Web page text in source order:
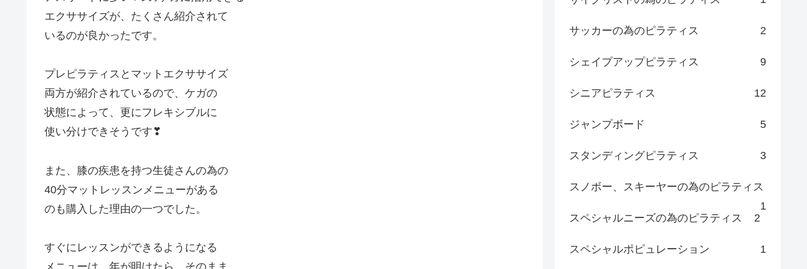
エクササイズが、たくさん紹介されて
いるのが良かったです。
プレピラティスとマットエクササイズ
両方が紹介されているので、ケガの
状態によって、更にフレキシブルに
使い分けできそうです❣
また、膝の疾患を持つ生徒さんの為の
40分マットレッスンメニューがある
のも購入した理由の一つでした。
すぐにレッスンができるようになる
サッカーの為のピラティス 2
シェイプアップピラティス 9
シニアピラティス 12
ジャンプボード 5
スタンディングピラティス 3
スノボー、スキーヤーの為のピラティス
1
スペシャルニーズの為のピラティス
2
スペシャルポピュレーション 1